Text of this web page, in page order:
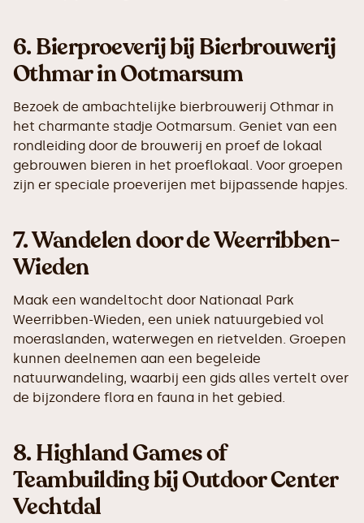
6.Bierproeverij bij Bierbrouwerij
Othmar in Ootmarsum
Bezoek de ambachtelijke bierbrouwerij Othmar in
het charmante stadje Ootmarsum. Geniet van een
rondleiding door de brouwerij en proef de lokaal
gebrouwen bieren in het proeflokaal. Voor groepen
zijn er speciale proeverijen met bijpassende hapjes.
7.Wandelen door de Weerribben-
Wieden
Maak een wandeltocht door Nationaal Park
Weerribben-Wieden, een uniek natuurgebied vol
moeraslanden, waterwegen en rietvelden. Groepen
kunnen deelnemen aan een begeleide
natuurwandeling, waarbij een gids alles vertelt over
de bijzondere flora en fauna in het gebied.
8.Highland Games of
Teambuilding bij Outdoor Center
Vechtdal